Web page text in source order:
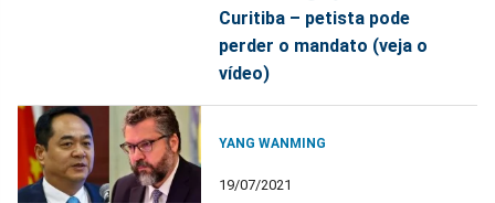
Curitiba – petista pode
perder o mandato (veja o
vídeo)
YANG WANMING
19/07/2021